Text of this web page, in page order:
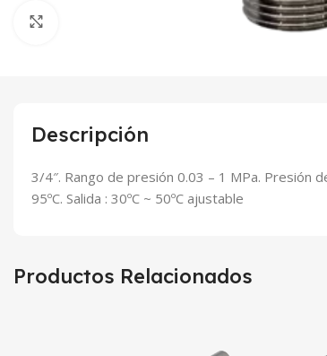
Descripción
3/4″. Rango de presión 0.03 – 1 MPa. Presión
95ºC. Salida : 30ºC ~ 50ºC ajustable
Productos Relacionados